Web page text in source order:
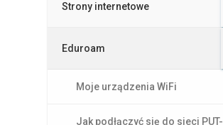
Strony internetowe
Eduroam
Moje urządzenia WiFi
Jak podłączyć się do sieci PUT-